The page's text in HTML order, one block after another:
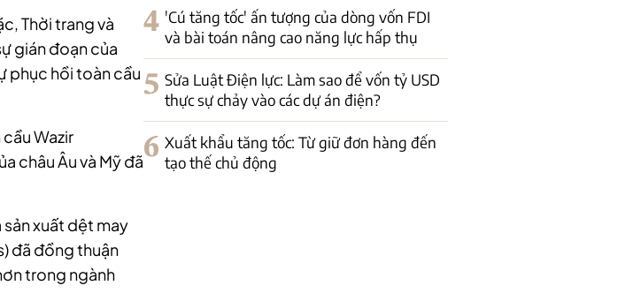
Thời trang và
gián đoạn của
phục hồi toàn cầu
Wazir
châu Âu và Mỹ đã
xuất dệt may
đã đồng thuận
trong ngành
4 'Cú tăng tốc' ấn tượng của dòng vốn FDI
và bài toán nâng cao năng lực hấp thụ
5 Sửa Luật Điện lực: Làm sao để vốn tỷ USD
thực sự chảy vào các dự án điện?
6 Xuất khẩu tăng tốc: Từ giữ đơn hàng đến
tạo thế chủ động